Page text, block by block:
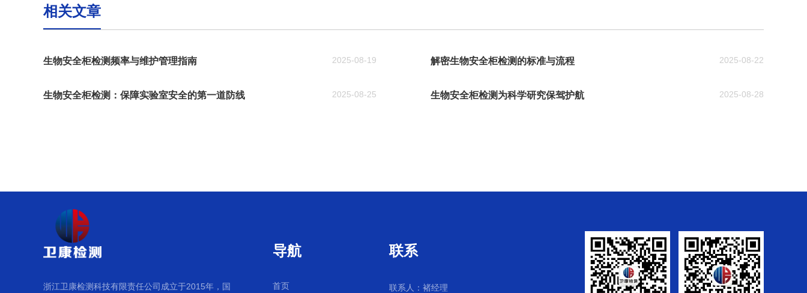
相关文章
2025-08-19
生物安全柜检测频率与维护管理指南 2025-08-22
解密生物安全柜检测的标准与流程
2025-08-25
生物安全柜检测：保障实验室安全的第一道防线 2025-08-28
生物安全柜检测为科学研究保驾护航
浙江卫康检测科技有限责任公司成立于2015年，国
导航
首页
联系
联系人：褚经理